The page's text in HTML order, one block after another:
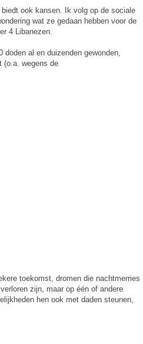
ook kansen. Ik volg op de sociale
wat ze gedaan hebben voor de
4 Libanezen.
al en duizenden gewonden,
(o.a. wegens de
toekomst, dromen die nachtmerries
zijn, maar op één of andere
hen ook met daden steunen,